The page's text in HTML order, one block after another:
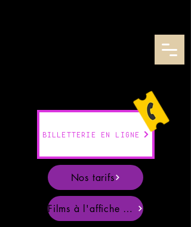
BILLETTERIE EN LIGNE
Nos tarifs
Films à l'affiche en Août